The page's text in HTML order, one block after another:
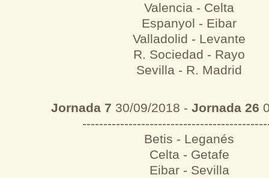
Valencia - Celta
Espanyol - Eibar
Valladolid - Levante
R. Sociedad - Rayo
Sevilla - R. Madrid
Jornada 7 30/09/2018 - Jornada 26
Betis - Leganés
Celta - Getafe
Eibar - Sevilla